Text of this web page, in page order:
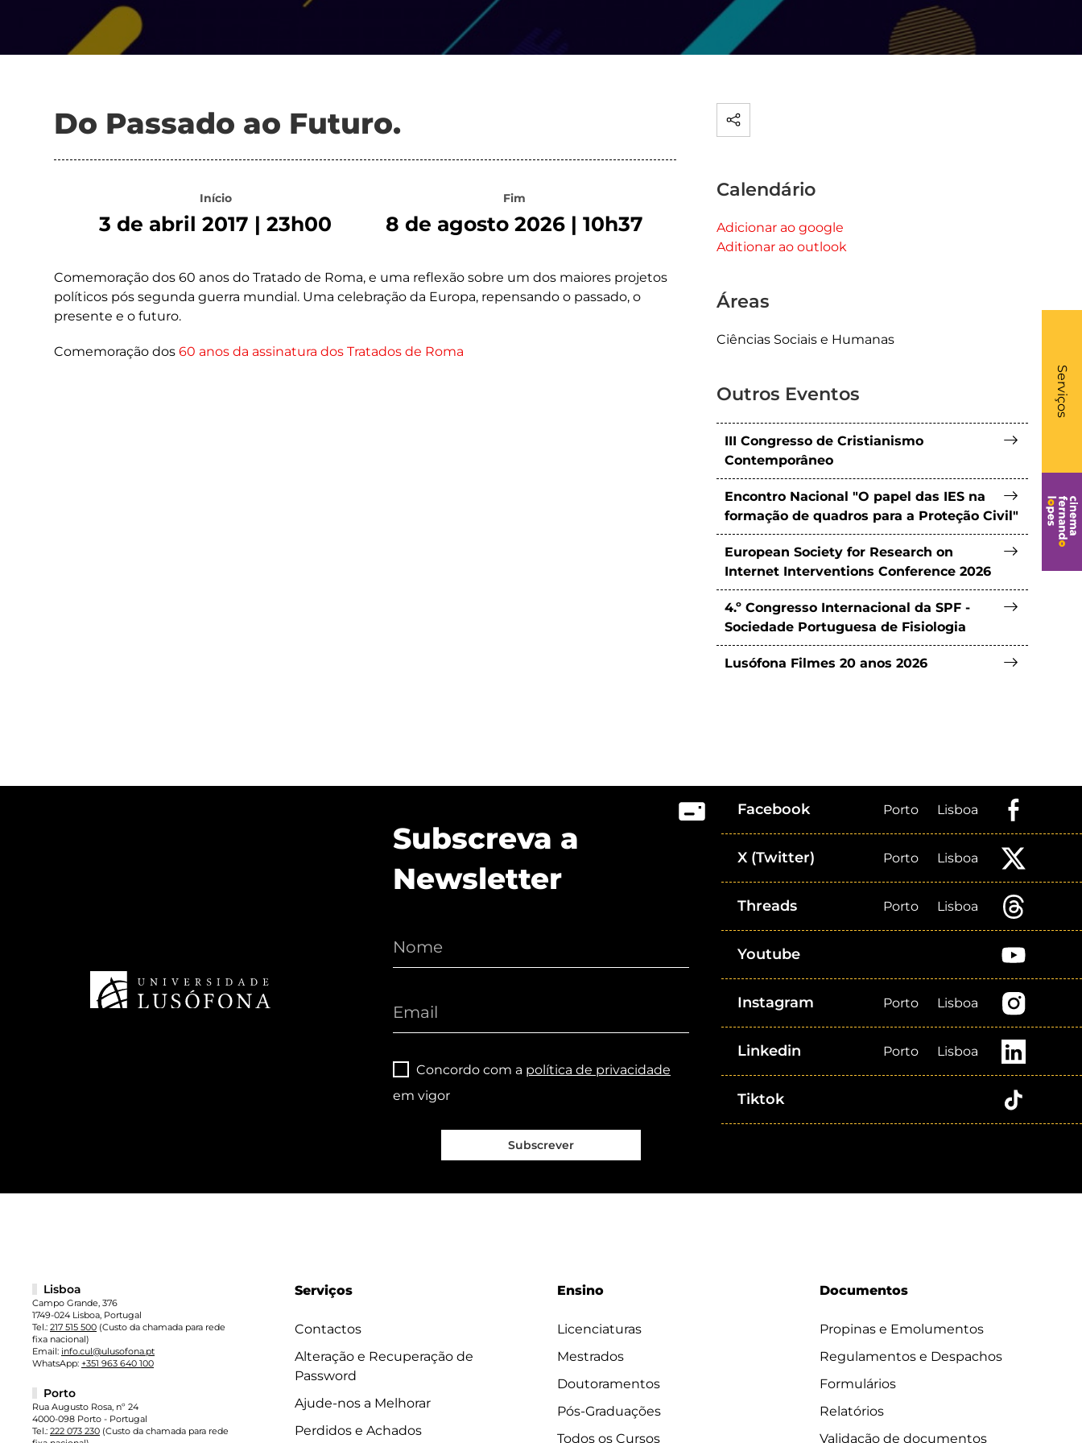
Serviços
-
Do Passado ao Futuro.
Início
3 de abril 2017 | 23h00
Fim
8 de agosto 2026 | 10h37
Comemoração dos 60 anos do Tratado de Roma, e uma reflexão sobre um dos maiores projetos
políticos pós segunda guerra mundial. Uma celebração da Europa, repensando o passado, o
presente e o futuro.
Comemoração dos 60 anos da assinatura dos Tratados de Roma
Calendário
Adicionar ao google
Aditionar ao outlook
Áreas
Ciências Sociais e Humanas
Outros Eventos
III Congresso de Cristianismo
Contemporâneo
Encontro Nacional "O papel das IES na
formação de quadros para a Proteção Civil"
European Society for Research on
Internet Interventions Conference 2026
4.º Congresso Internacional da SPF -
Sociedade Portuguesa de Fisiologia
Lusófona Filmes 20 anos 2026
Subscreva a
Newsletter
Concordo com a política de privacidade
em vigor
Subscrever
Facebook Porto Lisboa
X (Twitter) Porto Lisboa
Threads Porto Lisboa
Youtube
Instagram Porto Lisboa
Linkedin Porto Lisboa
Tiktok
Serviços
Contactos
Alteração e Recuperação de
Password
Ajude-nos a Melhorar
Perdidos e Achados
Ensino
Licenciaturas
Mestrados
Doutoramentos
Pós-Graduações
Todos os Cursos
Documentos
Propinas e Emolumentos
Regulamentos e Despachos
Formulários
Relatórios
Validação de documentos
Lisboa
Campo Grande, 376
1749-024 Lisboa, Portugal
Tel.: 217 515 500 (Custo da chamada para rede
fixa nacional)
Email: info.cul@ulusofona.pt
WhatsApp: +351 963 640 100
Porto
Rua Augusto Rosa, nº 24
4000-098 Porto - Portugal
Tel.: 222 073 230 (Custo da chamada para rede